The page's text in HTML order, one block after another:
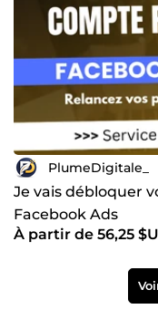
PlumeDigitale_
Je vais débloquer
Facebook Ads
À partir de 56,25